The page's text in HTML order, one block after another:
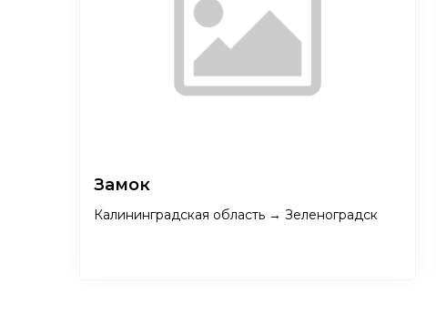
Замок
Калининградская область → Зеленоградск